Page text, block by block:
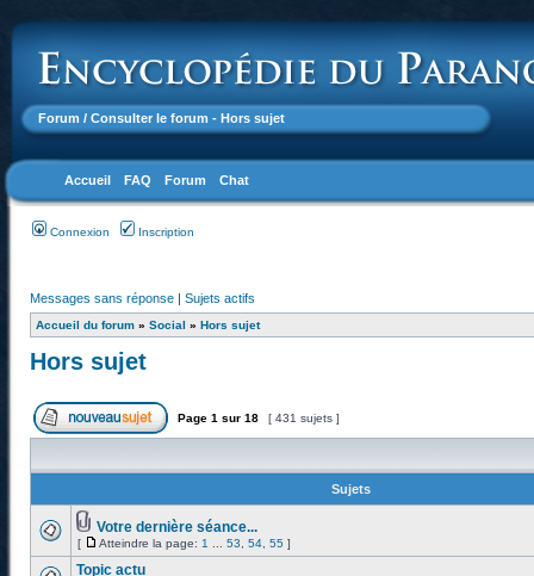
Forum / Consulter le forum - Hors sujet
Accueil FAQ Forum Chat
Connexion Inscription
Messages sans réponse | Sujets actifs
Accueil du forum » Social » Hors sujet
Hors sujet
Page 1 sur 18 [ 431 sujets ]
Sujets
Votre dernière séance...
[ Atteindre la page: 1 53 54 55 ]
Topic actu